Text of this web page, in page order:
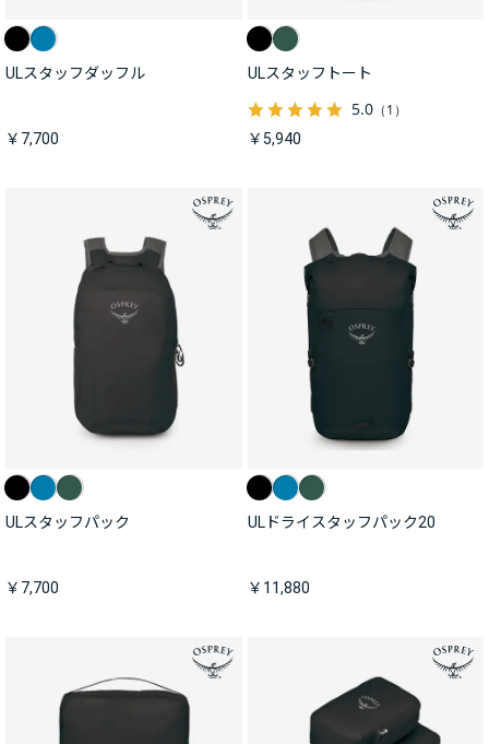
ULスタッフダッフル
￥7,700
ULスタッフトート
5.0（1）
￥5,940
ULスタッフパック
￥7,700
ULドライスタッフパック20
￥11,880